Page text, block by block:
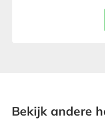
Bekijk andere